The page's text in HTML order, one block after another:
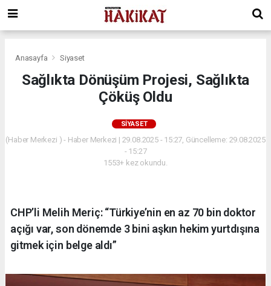
Anasayfa Siyaset
Sağlıkta Dönüşüm Projesi, Sağlıkta
Çöküş Oldu
SIYASET
(Haber Merkezi ) - Haber Merkezi | 29.08.2025 - 15:27, Güncelleme: 29.08.2025
- 15:27
1553+ kez okundu.
CHP’li Melih Meriç: “Türkiye’nin en az 70 bin doktor
açığı var, son dönemde 3 bini aşkın hekim yurtdışına
gitmek için belge aldı”